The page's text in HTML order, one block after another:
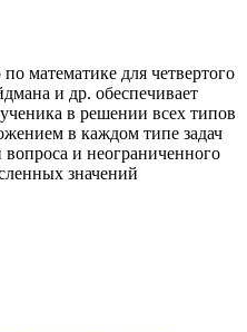
математике для четвертого
и др. обеспечивает
в решении всех типов
в каждом типе задач
и неограниченного
значений